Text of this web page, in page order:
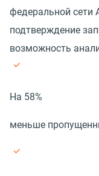
федеральной сети
подтверждение
возможность
На 58%
меньше